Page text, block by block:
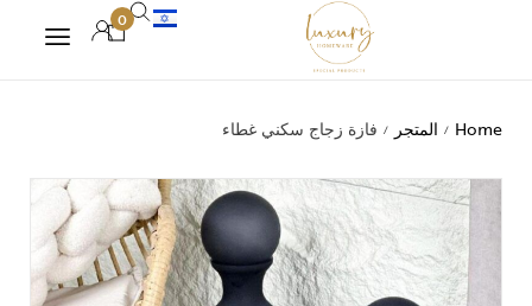
0
Home
/ المتجر / فازة زجاج سكني غطاء